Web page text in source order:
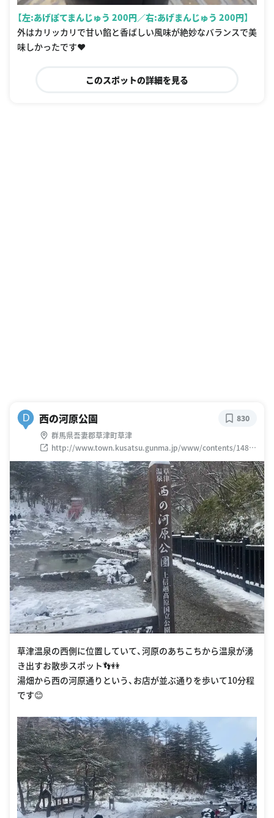
【左:あげぽてまんじゅう 200円／右:あげまんじゅう 200円】
外はカリッカリで甘い餡と香ばしい風味が絶妙なバランスで美
味しかったです♥️
このスポットの詳細を見る
D 西の河原公園
群馬県吾妻郡草津町草津
http://www.town.kusatsu.gunma.jp/www/contents/1485
304883583/index.html
830
草津温泉の西側に位置していて、河原のあちこちから温泉が湧
き出すお散歩スポット👣👭
湯畑から西の河原通りという、お店が並ぶ通りを歩いて10分程
です😊